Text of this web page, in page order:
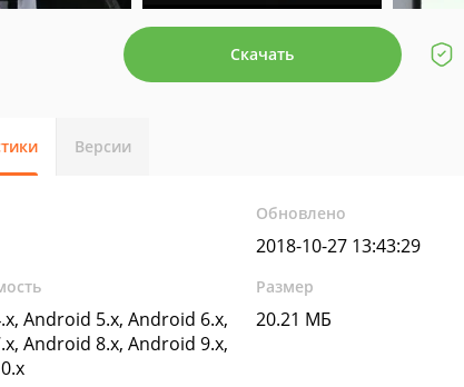
Скачать
Версии
Обновлено
2018-10-27 13:43:29
Android 5.x, Android 6.x,
Android 8.x, Android 9.x,
Размер
20.21 МБ